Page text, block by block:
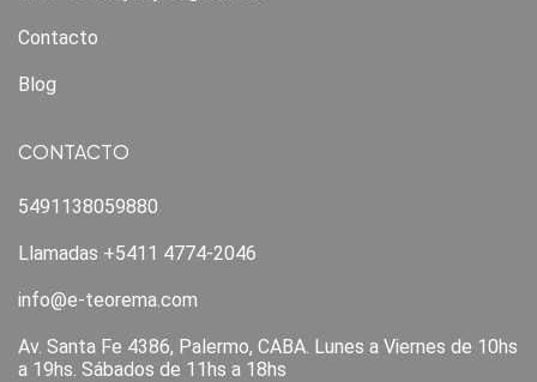
Contacto
Blog
CONTACTO
5491138059880
Llamadas +5411 4774-2046
info@e-teorema.com
Av. Santa Fe 4386, Palermo, CABA. Lunes a Viernes de 10hs
a 19hs. Sábados de 11hs a 18hs